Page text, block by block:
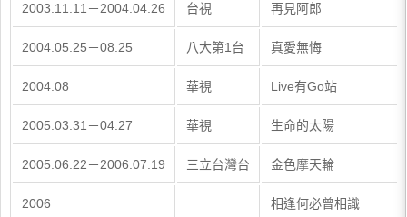
2003.11.11－2004.04.26 台視 再見阿郎
2004.05.25－08.25 八大第1台 真愛無悔
2004.08 華視 Live有Go站
2005.03.31－04.27 華視 生命的太陽
2005.06.22－2006.07.19 三立台灣台 金色摩天輪
2006 相逢何必曾相識